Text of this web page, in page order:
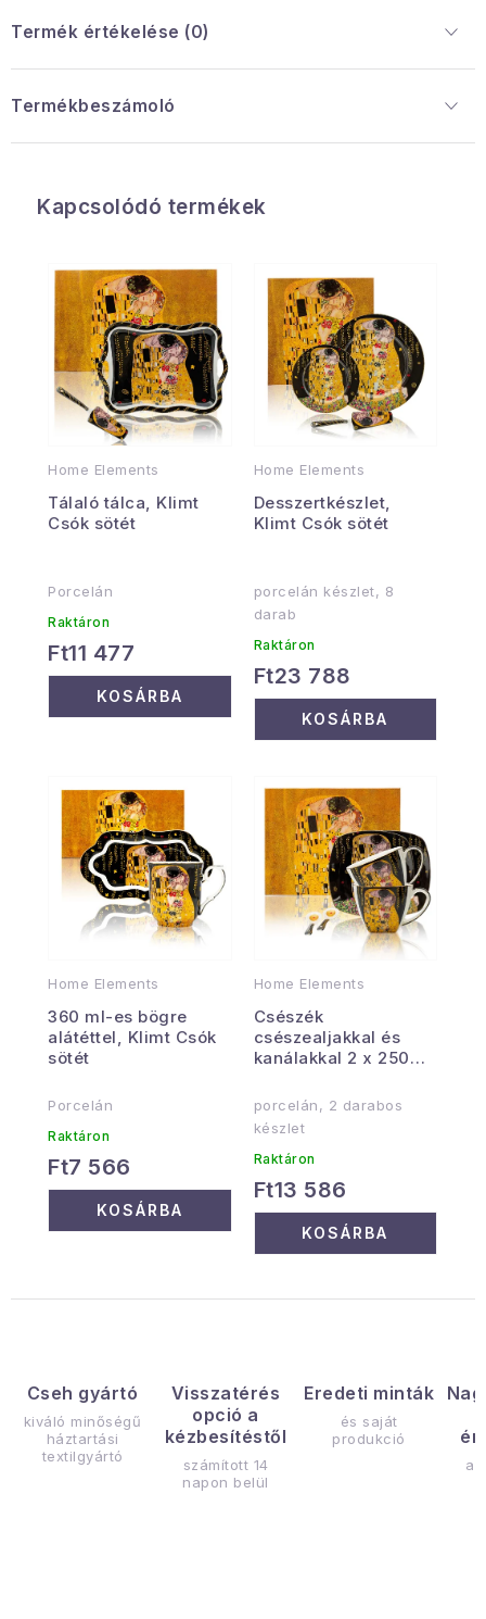
Cseh gyártó
kiváló minőségű
háztartási
textilgyártó
Visszatérés
opció a
kézbesítéstől
számított 14
napon belül
Eredeti minták
és saját
produkció
Termék értékelése (0)
Termékbeszámoló
Kapcsolódó termékek
Home Elements
Tálaló tálca, Klimt
Csók sötét
Porcelán
Raktáron
Ft11 477
KOSÁRBA
Home Elements
Desszertkészlet,
Klimt Csók sötét
porcelán készlet, 8
darab
Raktáron
Ft23 788
KOSÁRBA
Home Elements
360 ml-es bögre
alátéttel, Klimt Csók
sötét
Porcelán
Raktáron
Ft7 566
KOSÁRBA
Home Elements
Csészék
csészealjakkal és
kanálakkal 2 x 250
porcelán, 2 darabos
készlet
Raktáron
Ft13 586
KOSÁRBA